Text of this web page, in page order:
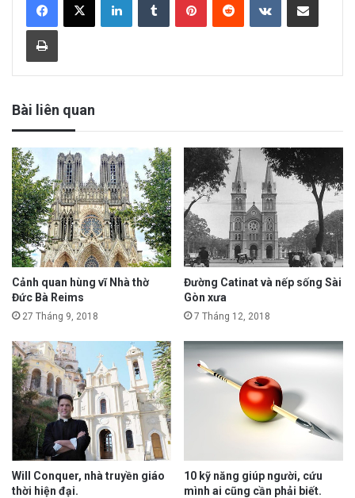
Bài liên quan
Cảnh quan hùng vĩ Nhà thờ
Đức Bà Reims
27 Tháng 9, 2018
Đường Catinat và nếp sống Sài
Gòn xưa
7 Tháng 12, 2018
Will Conquer, nhà truyền giáo
thời hiện đại.
10 kỹ năng giúp người, cứu
mình ai cũng cần phải biết.